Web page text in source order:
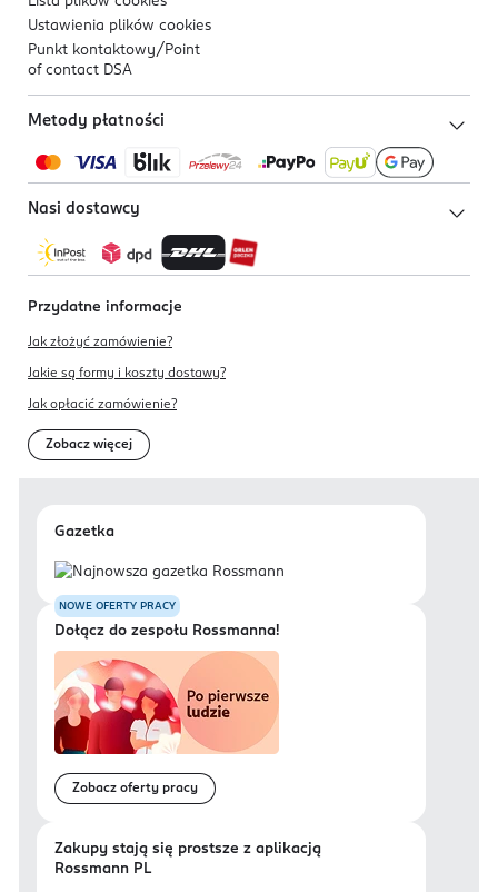
Ustawienia plików cookies
Punkt kontaktowy/ Point
of contact DSA
Metody płatności
Nasi dostawcy
Przydatne informacje
Jak złożyć zamówienie?
Jakie są formy i koszty dostawy?
Jak opłacić zamówienie?
Zobacz więcej
Gazetka
NOWE OFERTY PRACY
Dołącz do zespołu Rossmanna!
Zobacz oferty pracy
Zakupy stają się prostsze z aplikacją
Rossmann PL